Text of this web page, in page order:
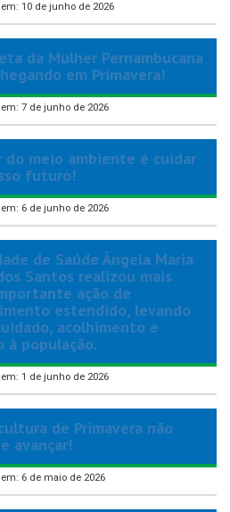
10 de junho de 2026
da Mulher Pernambucana
em Primavera!
7 de junho de 2026
do meio ambiente é cuidar
futuro!
6 de junho de 2026
de Saúde Ângela Maria
Santos realizou mais
ação de
estendido, levando
acolhimento e
à população.
1 de junho de 2026
de Primavera não
avançar!
6 de maio de 2026